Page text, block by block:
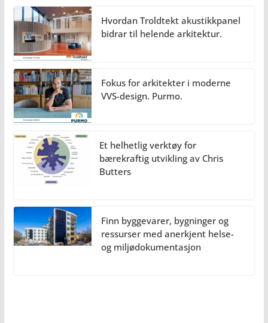
Hvordan Troldtekt akustikkpanel
bidrar til helende arkitektur.
Fokus for arkitekter i moderne
VVS-design. Purmo.
Et helhetlig verktøy for
bærekraftig utvikling av Chris
Butters
Finn byggevarer, bygninger og
ressurser med anerkjent helse-
og miljødokumentasjon